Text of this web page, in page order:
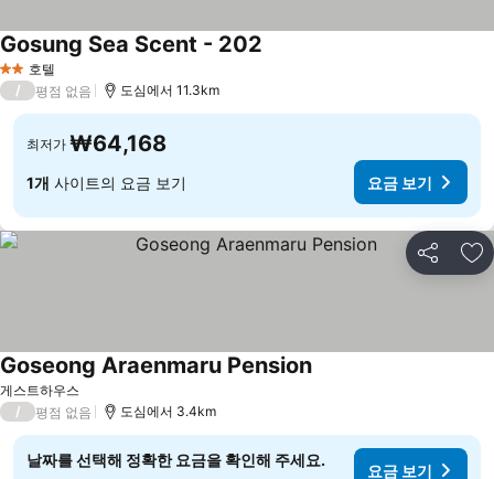
2 성급호텔
Gosung Sea Scent - 202
/ 평점 없음 도심에서 11.3km
최저가 ₩64,168
1개 사이트의 요금 보기 요금 보기
공유 즐
게스트하우스
Goseong Araenmaru Pension
/ 평점 없음 도심에서 3.4km
날짜를 선택해 정확한 요금을 확인해 주세요.
요금 보기